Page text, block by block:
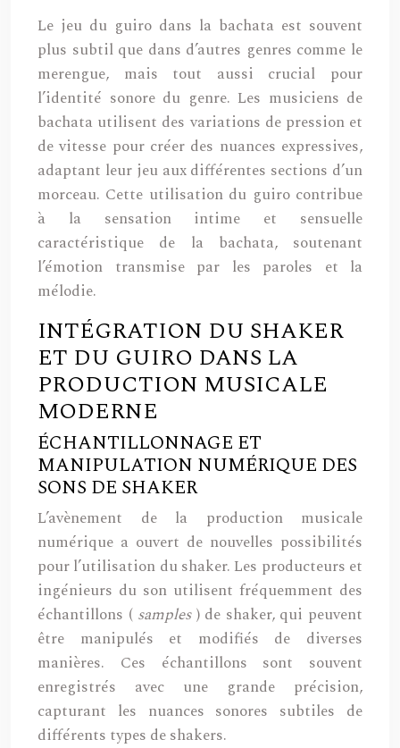
Le jeu du guiro dans la bachata est souvent
plus subtil que dans d’autres genres comme le
merengue, mais tout aussi crucial pour
l’identité sonore du genre. Les musiciens de
bachata utilisent des variations de pression et
de vitesse pour créer des nuances expressives,
adaptant leur jeu aux différentes sections d’un
morceau. Cette utilisation du guiro contribue
à la sensation intime et sensuelle
caractéristique de la bachata, soutenant
l’émotion transmise par les paroles et la
mélodie.
INTÉGRATION DU SHAKER
ET DU GUIRO DANS LA
PRODUCTION MUSICALE
MODERNE
ÉCHANTILLONNAGE ET
MANIPULATION NUMÉRIQUE DES
SONS DE SHAKER
L’avènement de la production musicale
numérique a ouvert de nouvelles possibilités
pour l’utilisation du shaker. Les producteurs et
ingénieurs du son utilisent fréquemment des
échantillons ( samples) de shaker, qui peuvent
être manipulés et modifiés de diverses
manières. Ces échantillons sont souvent
enregistrés avec une grande précision,
capturant les nuances sonores subtiles de
différents types de shakers.